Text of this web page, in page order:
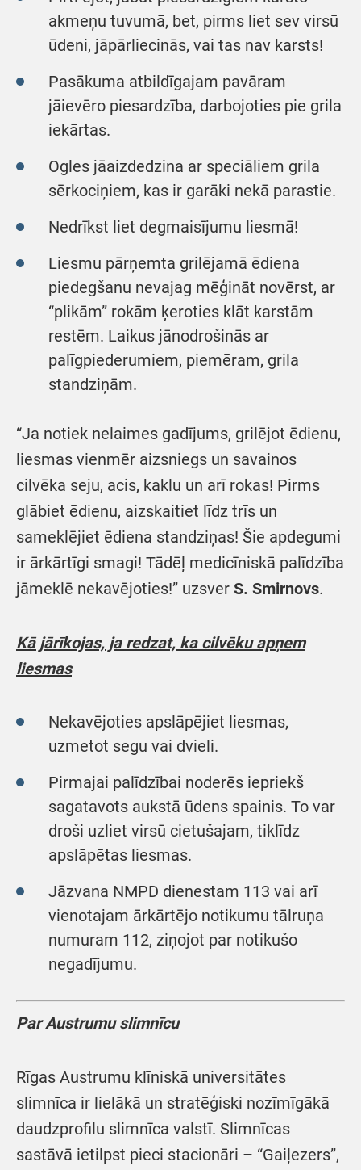
akmeņu tuvumā, bet, pirms liet sev virsū
ūdeni, jāpārliecinās, vai tas nav karsts!
Pasākuma atbildīgajam pavāram
jāievēro piesardzība, darbojoties pie grila
iekārtas.
Ogles jāaizdedzina ar speciāliem grila
sērkociņiem, kas ir garāki nekā parastie.
Nedrīkst liet degmaisījumu liesmā!
Liesmu pārņemta grilējamā ēdiena
piedegšanu nevajag mēģināt novērst, ar
“plikām” rokām ķeroties klāt karstām
restēm. Laikus jānodrošinās ar
palīgpiederumiem, piemēram, grila
standziņām.
“Ja notiek nelaimes gadījums, grilējot ēdienu,
liesmas vienmēr aizsniegs un savainos
cilvēka seju, acis, kaklu un arī rokas! Pirms
glābiet ēdienu, aizskaitiet līdz trīs un
sameklējiet ēdiena standziņas! Šie apdegumi
ir ārkārtīgi smagi! Tādēļ medicīniskā palīdzība
jāmeklē nekavējoties!” uzsver S. Smirnovs.
Kā jārīkojas, ja redzat, ka cilvēku apņem
liesmas
Nekavējoties apslāpējiet liesmas,
uzmetot segu vai dvieli.
Pirmajai palīdzībai noderēs iepriekš
sagatavots aukstā ūdens spainis. To var
droši uzliet virsū cietušajam, tiklīdz
apslāpētas liesmas.
Jāzvana NMPD dienestam 113 vai arī
vienotajam ārkārtējo notikumu tālruņa
numuram 112, ziņojot par notikušo
negadījumu.
Par Austrumu slimnīcu
Rīgas Austrumu klīniskā universitātes
slimnīca ir lielākā un stratēģiski nozīmīgākā
daudzprofilu slimnīca valstī. Slimnīcas
sastāvā ietilpst pieci stacionāri – “Gaiļezers”,